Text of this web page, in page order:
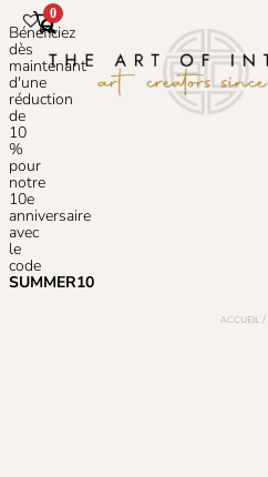
Bénéficiez
dès
maintenant
d'une
réduction
de
10
%
pour
notre
10e
anniversaire
avec
le
code
SUMMER10
0
ACCUEIL /